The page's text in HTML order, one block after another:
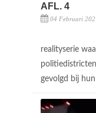
AFL. 4
04 Februari
realityserie
gevolgd bij